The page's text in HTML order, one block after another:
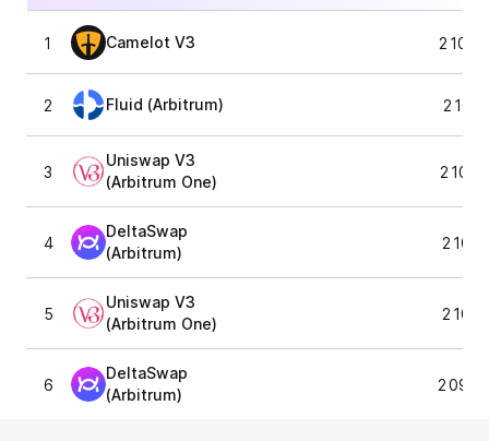
1 Camelot V3 2
2 Fluid (Arbitrum) 2
3
Uniswap V3
(Arbitrum One)
2
4
DeltaSwap
(Arbitrum)
2
5
Uniswap V3
(Arbitrum One)
2
6
DeltaSwap
(Arbitrum)
2